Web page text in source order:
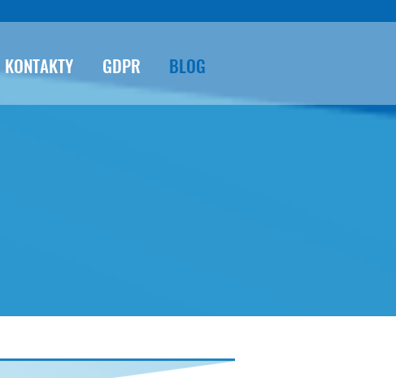
KONTAKTY GDPR BLOG